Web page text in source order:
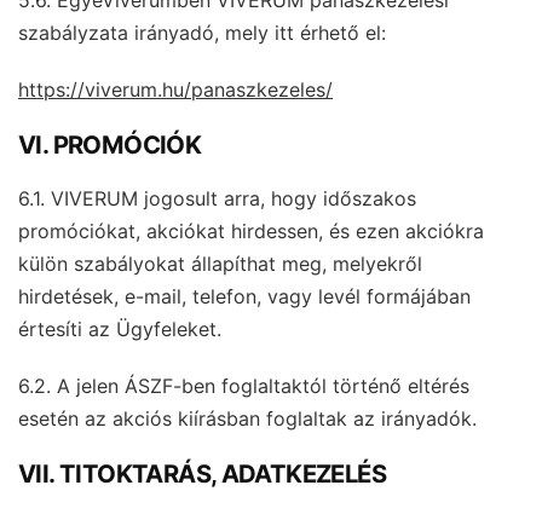
szabályzata irányadó, mely itt érhető el:
https://viverum.hu/panaszkezeles/
VI. PROMÓCIÓK
6.1. VIVERUM jogosult arra, hogy időszakos
promóciókat, akciókat hirdessen, és ezen akciókra
külön szabályokat állapíthat meg, melyekről
hirdetések, e-mail, telefon, vagy levél formájában
értesíti az Ügyfeleket.
6.2. A jelen ÁSZF-ben foglaltaktól történő eltérés
esetén az akciós kiírásban foglaltak az irányadók.
VII. TITOKTARÁS, ADATKEZELÉS